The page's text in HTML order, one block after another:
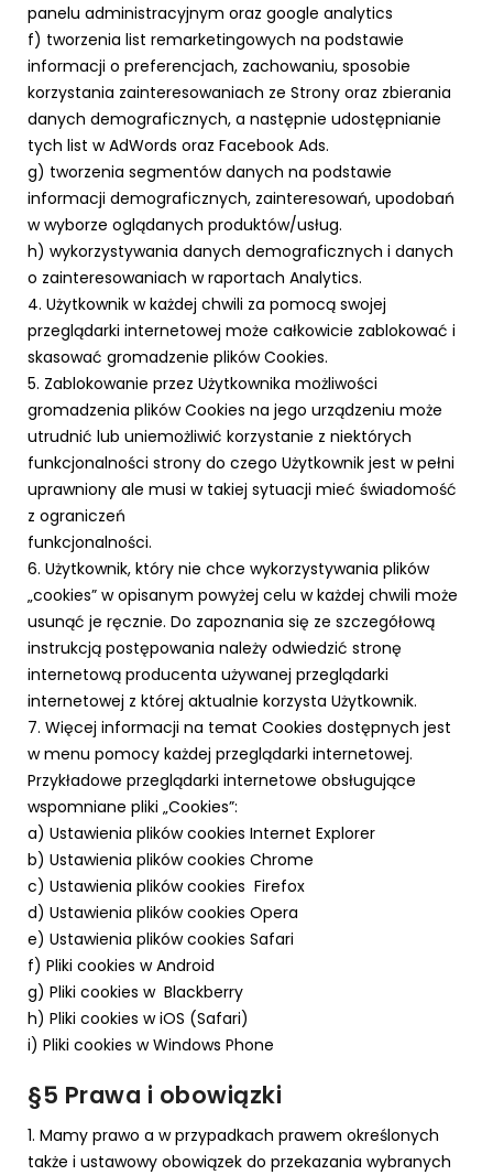
panelu administracyjnym oraz google analytics
f) tworzenia list remarketingowych na podstawie
informacji o preferencjach, zachowaniu, sposobie
korzystania zainteresowaniach ze Strony oraz zbierania
danych demograficznych, a następnie udostępnianie
tych list w AdWords oraz Facebook Ads.
g) tworzenia segmentów danych na podstawie
informacji demograficznych, zainteresowań, upodobań
w wyborze oglądanych produktów/usług.
h) wykorzystywania danych demograficznych i danych
o zainteresowaniach w raportach Analytics.
4. Użytkownik w każdej chwili za pomocą swojej
przeglądarki internetowej może całkowicie zablokować i
skasować gromadzenie plików Cookies.
5. Zablokowanie przez Użytkownika możliwości
gromadzenia plików Cookies na jego urządzeniu może
utrudnić lub uniemożliwić korzystanie z niektórych
funkcjonalności strony do czego Użytkownik jest w pełni
uprawniony ale musi w takiej sytuacji mieć świadomość
z ograniczeń
funkcjonalności.
6. Użytkownik, który nie chce wykorzystywania plików
„cookies” w opisanym powyżej celu w każdej chwili może
usunąć je ręcznie. Do zapoznania się ze szczegółową
instrukcją postępowania należy odwiedzić stronę
internetową producenta używanej przeglądarki
internetowej z której aktualnie korzysta Użytkownik.
7. Więcej informacji na temat Cookies dostępnych jest
w menu pomocy każdej przeglądarki internetowej.
Przykładowe przeglądarki internetowe obsługujące
wspomniane pliki „Cookies”:
a) Ustawienia plików cookies Internet Explorer
b) Ustawienia plików cookies Chrome
c) Ustawienia plików cookies Firefox
d) Ustawienia plików cookies Opera
e) Ustawienia plików cookies Safari
f) Pliki cookies w Android
g) Pliki cookies w Blackberry
h) Pliki cookies w iOS (Safari)
i) Pliki cookies w Windows Phone
§5 Prawa i obowiązki
1. Mamy prawo a w przypadkach prawem określonych
także i ustawowy obowiązek do przekazania wybranych